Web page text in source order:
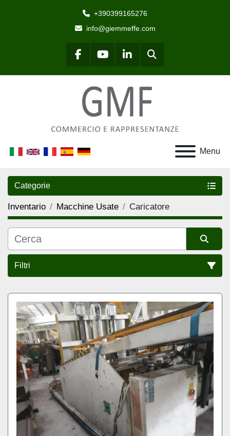
+390399165276
info@giemmeffe.com
facebookyoutubelinkedinCerca
Menu
Categorie
Inventario Macchine Usate Caricatore
Filtri
Ordina per